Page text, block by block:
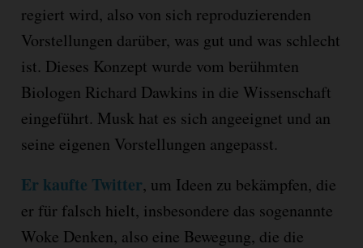
regiert wird, also von sich reproduzierenden
Vorstellungen darüber, was gut und was schlecht
ist. Dieses Konzept wurde vom berühmten
Biologen Richard Dawkins in die Wissenschaft
eingeführt. Musk hat es sich angeeignet und an
seine eigenen Vorstellungen angepasst.
Er kaufte Twitter, um Ideen zu bekämpfen, die
er für falsch hielt, insbesondere das sogenannte
Woke Denken, also eine Bewegung, die die